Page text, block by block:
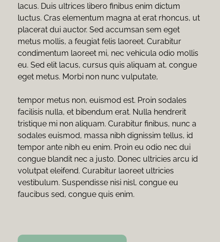
lacus. Duis ultrices libero finibus enim dictum
luctus. Cras elementum magna at erat rhoncus, ut
placerat dui auctor. Sed accumsan sem eget
metus mollis, a feugiat felis laoreet. Curabitur
condimentum laoreet mi, nec vehicula odio mollis
eu. Sed elit lacus, cursus quis aliquam at, congue
eget metus. Morbi non nunc vulputate,
tempor metus non, euismod est. Proin sodales
facilisis nulla, et bibendum erat. Nulla hendrerit
tristique mi non aliquam. Curabitur finibus, nunc a
sodales euismod, massa nibh dignissim tellus, id
tempor ante nibh eu enim. Proin eu odio nec dui
congue blandit nec a justo. Donec ultricies arcu id
volutpat eleifend. Curabitur laoreet ultricies
vestibulum. Suspendisse nisi nisl, congue eu
faucibus sed, congue quis enim.